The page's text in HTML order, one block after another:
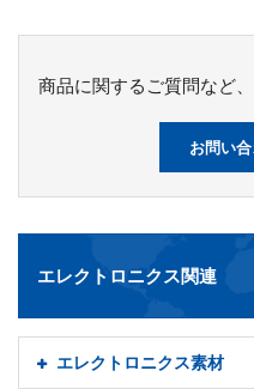
商品に関するご質問など
お問い
エレクトロニクス関連
エレクトロニクス素材